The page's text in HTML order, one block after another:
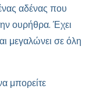
αδένας που
ουρήθρα. Έχει
μεγαλώνει σε όλη
μπορείτε